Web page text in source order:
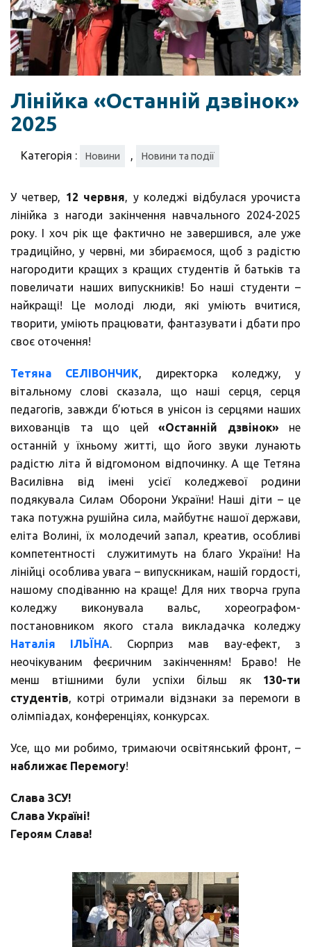
Лінійка «Останній дзвінок»
2025
Категорія : Новини , Новини та події
У четвер, 12 червня, у коледжі відбулася урочиста
лінійка з нагоди закінчення навчального 2024-2025
року. І хоч рік ще фактично не завершився, але уже
традиційно, у червні, ми збираємося, щоб з радістю
нагородити кращих з кращих студентів й батьків та
повеличати наших випускників! Бо наші студенти –
найкращі! Це молоді люди, які уміють вчитися,
творити, уміють працювати, фантазувати і дбати про
своє оточення!
Тетяна СЕЛІВОНЧИК, директорка коледжу, у
вітальному слові сказала, що наші серця, серця
педагогів, завжди б’ються в унісон із серцями наших
вихованців та що цей «Останній дзвінок» не
останній у їхньому житті, що його звуки лунають
радістю літа й відгомоном відпочинку. А ще Тетяна
Василівна від імені усієї коледжевої родини
подякувала Силам Оборони України! Наші діти – це
така потужна рушійна сила, майбутнє нашої держави,
еліта Волині, їх молодечий запал, креатив, особливі
компетентності служитимуть на благо України! На
лінійці особлива увага – випускникам, нашій гордості,
нашому сподіванню на краще! Для них творча група
коледжу виконувала вальс, хореографом-
постановником якого стала викладачка коледжу
Наталія ІЛЬЇНА. Сюрприз мав вау-ефект, з
неочікуваним феєричним закінченням! Браво! Не
менш втішними були успіхи більш як 130-ти
студентів, котрі отримали відзнаки за перемоги в
олімпіадах, конференціях, конкурсах.
Усе, що ми робимо, тримаючи освітянський фронт, –
наближає Перемогу!
Слава ЗСУ!
Слава Україні!
Героям Слава!